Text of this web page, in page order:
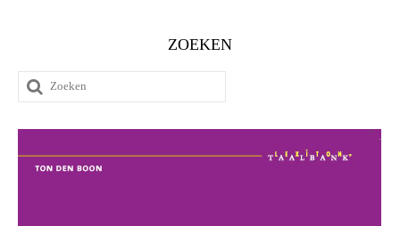
ZOEKEN
Zoeken
naar: